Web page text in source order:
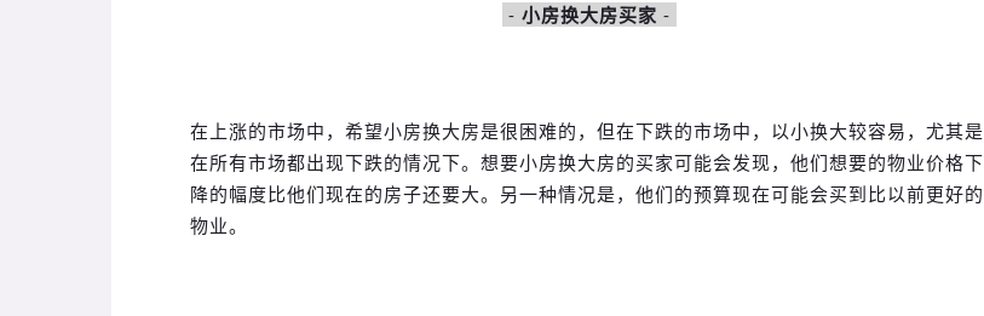
- 小房换大房买家 -
在上涨的市场中，希望小房换大房是很困难的，但在下跌的市场中，以小换大较容易，尤其是
在所有市场都出现下跌的情况下。想要小房换大房的买家可能会发现，他们想要的物业价格下
降的幅度比他们现在的房子还要大。另一种情况是，他们的预算现在可能会买到比以前更好的
物业。